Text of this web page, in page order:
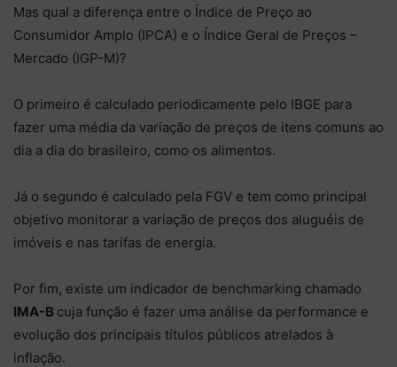
Mas qual a diferença entre o Índice de Preço ao
Consumidor Amplo (IPCA) e o Índice Geral de Preços –
Mercado (IGP-M)?
O primeiro é calculado periodicamente pelo IBGE para
fazer uma média da variação de preços de itens comuns ao
dia a dia do brasileiro, como os alimentos.
Já o segundo é calculado pela FGV e tem como principal
objetivo monitorar a variação de preços dos aluguéis de
imóveis e nas tarifas de energia.
Por fim, existe um indicador de benchmarking chamado
IMA-B cuja função é fazer uma análise da performance e
evolução dos principais títulos públicos atrelados à
inflação.